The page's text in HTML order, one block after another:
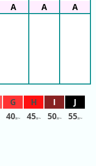
40分〜 45分〜 50分〜 55分〜